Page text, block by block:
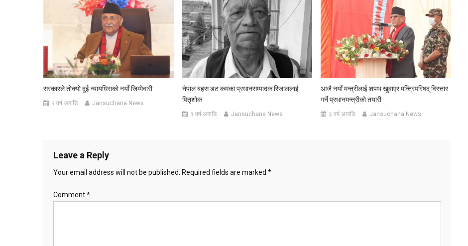
सरकारले तोक्यो दुई न्यायधिसको नयाँ जिम्मेवारी
२ वर्ष अगाडि Jansuchana News
नेपाल बहस डट कमका प्रधानसम्पादक रिजाललाई
पितृशोक
१ वर्ष अगाडि Jansuchana News
आजै नयाँ मन्त्रीलाई शपथ खुवाएर मन्त्रिपरिषद् विस्तार
गर्ने प्रधानमन्त्रीको तयारी
३ वर्ष अगाडि Jansuchana News
Leave a Reply
Your email address will not be published. Required fields are marked *
Comment*